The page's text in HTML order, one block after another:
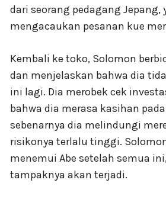
dari seorang pedagang Jepang,
mengacaukan pesanan kue
Kembali ke toko, Solomon
dan menjelaskan bahwa dia
ini lagi. Dia merobek cek
bahwa dia merasa kasihan
sebenarnya dia melindungi
risikonya terlalu tinggi.
menemui Abe setelah semua
tampaknya akan terjadi.